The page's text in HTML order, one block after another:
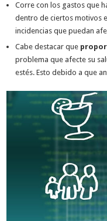
Corre con los gastos que
dentro de ciertos motivos
incidencias que puedan
Cabe destacar que
problema que afecte su
estés. Esto debido a que